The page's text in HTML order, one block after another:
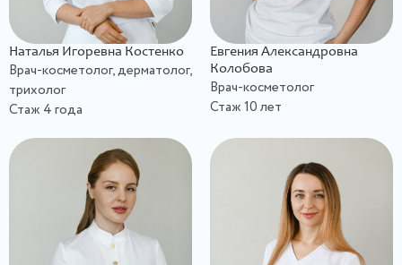
Наталья Игоревна Костенко
Врач-косметолог, дерматолог,
трихолог
Стаж 4 года
Евгения Александровна
Колобова
Врач-косметолог
Стаж 10 лет